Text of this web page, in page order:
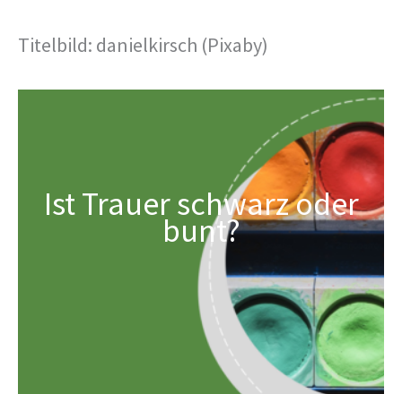
Titelbild: danielkirsch (Pixaby)
Ist Trauer schwarz oder
bunt?